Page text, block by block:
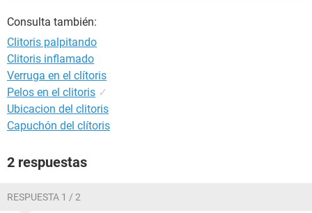
Consulta también:
Clitoris palpitando
Clitoris inflamado
Verruga en el clítoris
Pelos en el clitoris ✓
Ubicacion del clitoris
Capuchón del clítoris
2 respuestas
RESPUESTA 1 / 2